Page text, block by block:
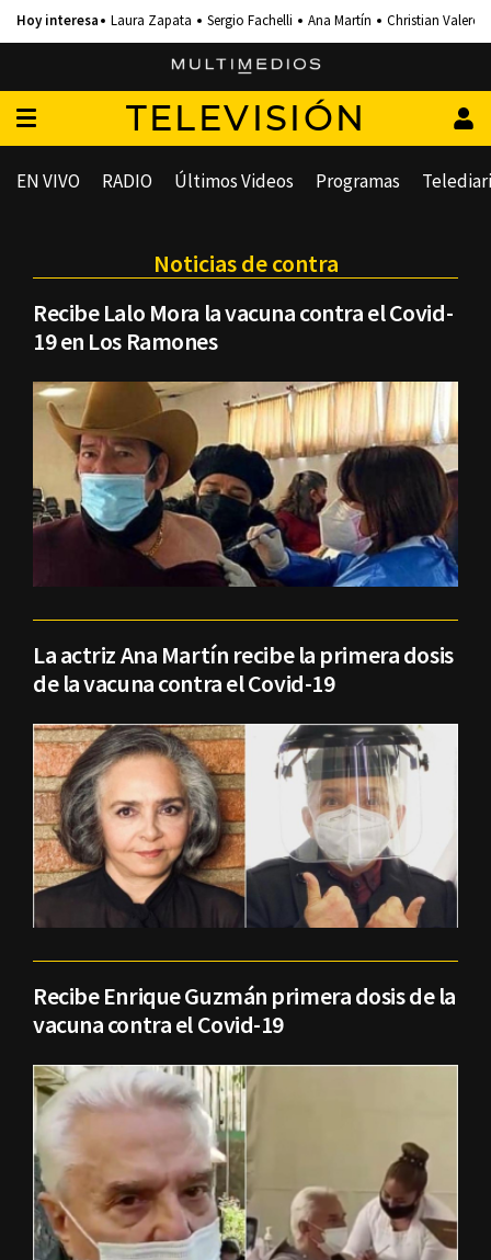
Laura Zapata Sergio Fachelli Ana Martín Christian Valero
TELEVISIÓN
EN VIVO RADIO Últimos Videos Programas
Noticias de contra
Recibe Lalo Mora la vacuna contra el Covid-
19 en Los Ramones
La actriz Ana Martín recibe la primera dosis
de la vacuna contra el Covid-19
Recibe Enrique Guzmán primera dosis de la
vacuna contra el Covid-19